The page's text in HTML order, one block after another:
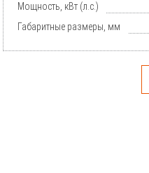
Мощность, кВт (л.с.)
Габаритные размеры, мм